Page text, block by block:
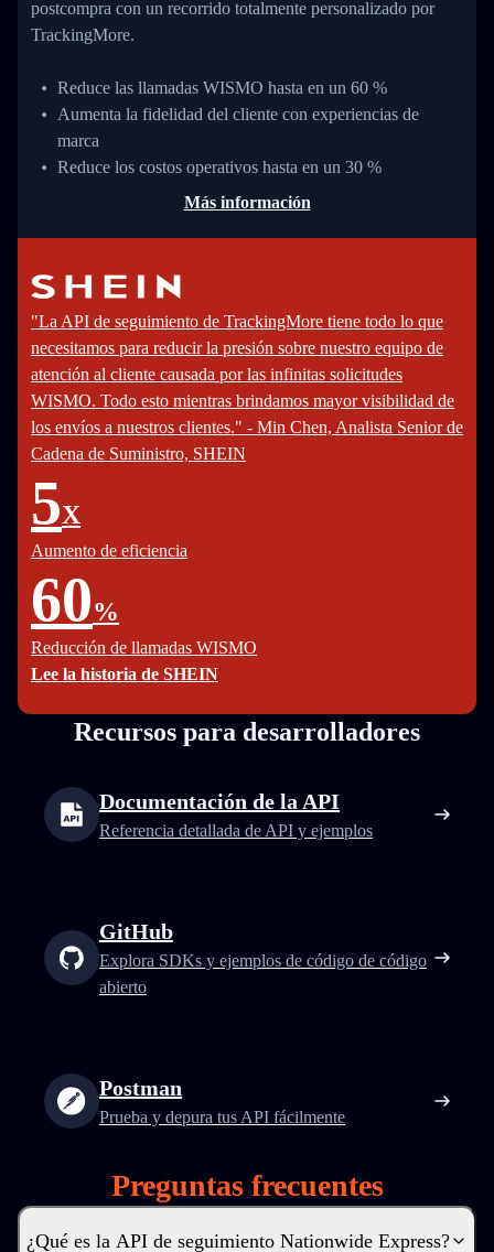
postcompra con un recorrido totalmente personalizado por
TrackingMore.
Reduce las llamadas WISMO hasta en un 60 %
Aumenta la fidelidad del cliente con experiencias de
marca
Reduce los costos operativos hasta en un 30 %
Más información
"La API de seguimiento de TrackingMore tiene todo lo que
necesitamos para reducir la presión sobre nuestro equipo de
atención al cliente causada por las infinitas solicitudes
WISMO. Todo esto mientras brindamos mayor visibilidad de
los envíos a nuestros clientes." - Min Chen, Analista Senior de
Cadena de Suministro, SHEIN
5X
Aumento de eficiencia
60%
Reducción de llamadas WISMO
Lee la historia de SHEIN
Recursos para desarrolladores
Documentación de la API
Referencia detallada de API y ejemplos
GitHub
Explora SDKs y ejemplos de código de código
abierto
Postman
Prueba y depura tus API fácilmente
Preguntas frecuentes
¿Qué es la API de seguimiento Nationwide Express?